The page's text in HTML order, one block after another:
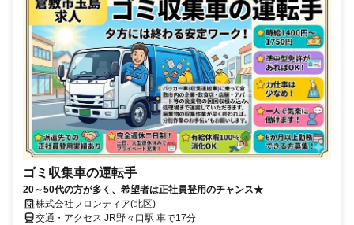
ゴミ収集車の運転手
20～50代の方が多く、希望者は正社員登用のチャンス★
株式会社フロンティア(北区)
交通・アクセス JR野々口駅 車で17分